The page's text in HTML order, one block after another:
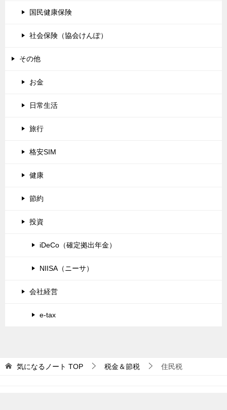
国民健康保険
社会保険（協会けんぽ）
その他
お金
日常生活
旅行
格安SIM
健康
節約
投資
iDeCo（確定拠出年金）
NIISA（ニーサ）
会社経営
e-tax
気になるノート TOP 税金＆節税 住民税